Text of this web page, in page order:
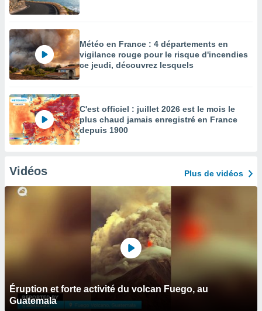
Météo en France : 4 départements en
vigilance rouge pour le risque d'incendies
ce jeudi, découvrez lesquels
C'est officiel : juillet 2026 est le mois le
plus chaud jamais enregistré en France
depuis 1900
Vidéos Plus de vidéos
Éruption et forte activité du volcan Fuego, au
Guatemala